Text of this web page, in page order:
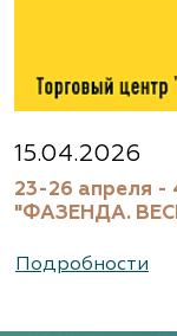
15.04.2026
23-26 апреля -
"ФАЗЕНДА.
Подробности